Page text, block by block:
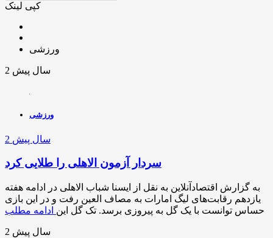
کپی لینک
ورزشی
2 سال پیش
ورزشی
2 سال پیش
سردار آزمون الاهلی را طلایی کرد
به گزارش اقتصادآنلاین به نقل از ایسنا شباب الاهلی در ادامه هفته
یازدهم رقابت‌های لیگ امارات به مصاف العین رفت و در این بازی
حساس توانست با یک گل به پیروزی برسد. تک گل این ادامه مطلب
2 سال پیش